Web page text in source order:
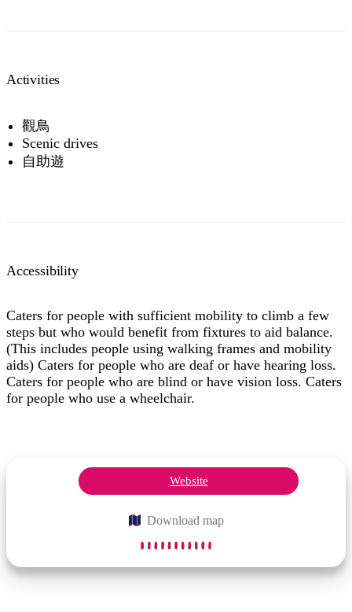
Activities
觀鳥
Scenic drives
自助遊
Accessibility
Caters for people with sufficient mobility to climb a few
steps but who would benefit from fixtures to aid balance.
(This includes people using walking frames and mobility
aids) Caters for people who are deaf or have hearing loss.
Caters for people who are blind or have vision loss. Caters
for people who use a wheelchair.
Website
Download map